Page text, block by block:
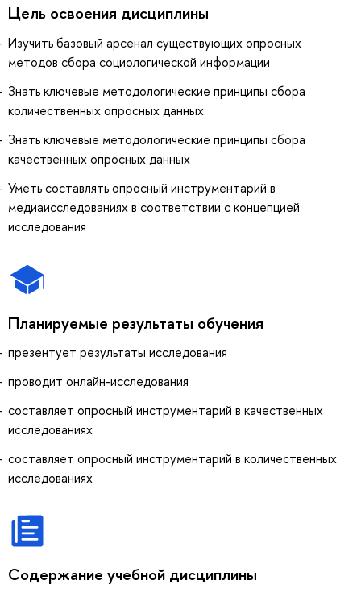
Цель освоения дисциплины
Изучить базовый арсенал существующих опросных
методов сбора социологической информации
Знать ключевые методологические принципы сбора
количественных опросных данных
Знать ключевые методологические принципы сбора
качественных опросных данных
Уметь составлять опросный инструментарий в
медиаисследованиях в соответствии с концепцией
исследования
Планируемые результаты обучения
презентует результаты исследования
проводит онлайн-исследования
составляет опросный инструментарий в качественных
исследованиях
составляет опросный инструментарий в количественных
исследованиях
Содержание учебной дисциплины